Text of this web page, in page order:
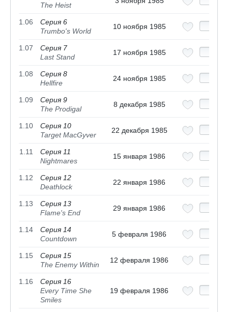
The Heist
1.06
Серия 6
Trumbo's World
10 ноября 1985
1.07
Серия 7
Last Stand
17 ноября 1985
1.08
Серия 8
Hellfire
24 ноября 1985
1.09
Серия 9
The Prodigal
8 декабря 1985
1.10
Серия 10
Target MacGyver
22 декабря 1985
1.11
Серия 11
Nightmares
15 января 1986
1.12
Серия 12
Deathlock
22 января 1986
1.13
Серия 13
Flame's End
29 января 1986
1.14
Серия 14
Countdown
5 февраля 1986
1.15
Серия 15
The Enemy Within
12 февраля 1986
1.16
Серия 16
Every Time She
Smiles
19 февраля 1986